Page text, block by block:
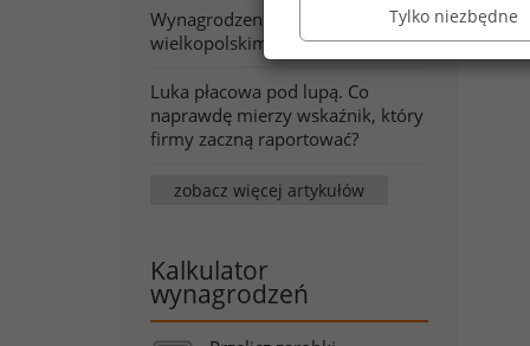
Wynagrodzenia w województwie
wielkopolskim wiosną 2026
Luka płacowa pod lupą. Co
naprawdę mierzy wskaźnik, który
firmy zaczną raportować?
zobacz więcej artykułów
Kalkulator
wynagrodzeń
Tylko niezbędne